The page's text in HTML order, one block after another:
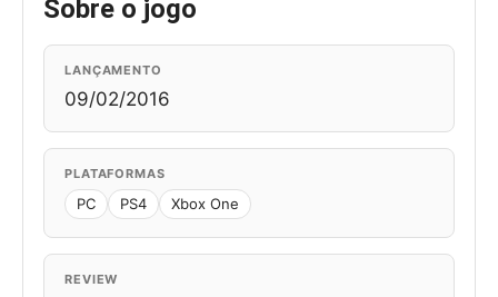
Sobre o jogo
LANÇAMENTO
09/02/2016
PLATAFORMAS
PC PS4 Xbox One
REVIEW